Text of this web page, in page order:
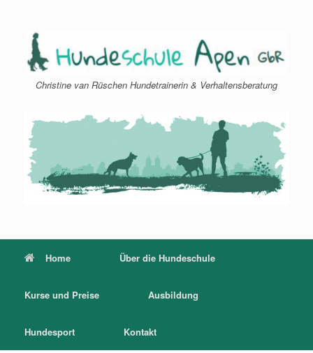
springen
Christine van Rüschen Hundetrainerin & Verhaltensberatung
Home Über die Hundeschule
Kurse und Preise Ausbildung
Hundesport Kontakt